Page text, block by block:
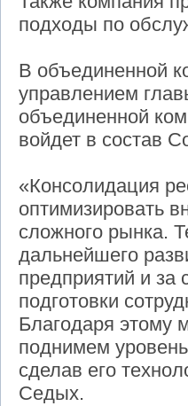
подходы по
В объединенной
управлением
объединенной
войдет в состав
«Консолидация
оптимизировать
сложного рынка.
дальнейшего
предприятий и за
подготовки
Благодаря этому
поднимем
сделав его
Седых.